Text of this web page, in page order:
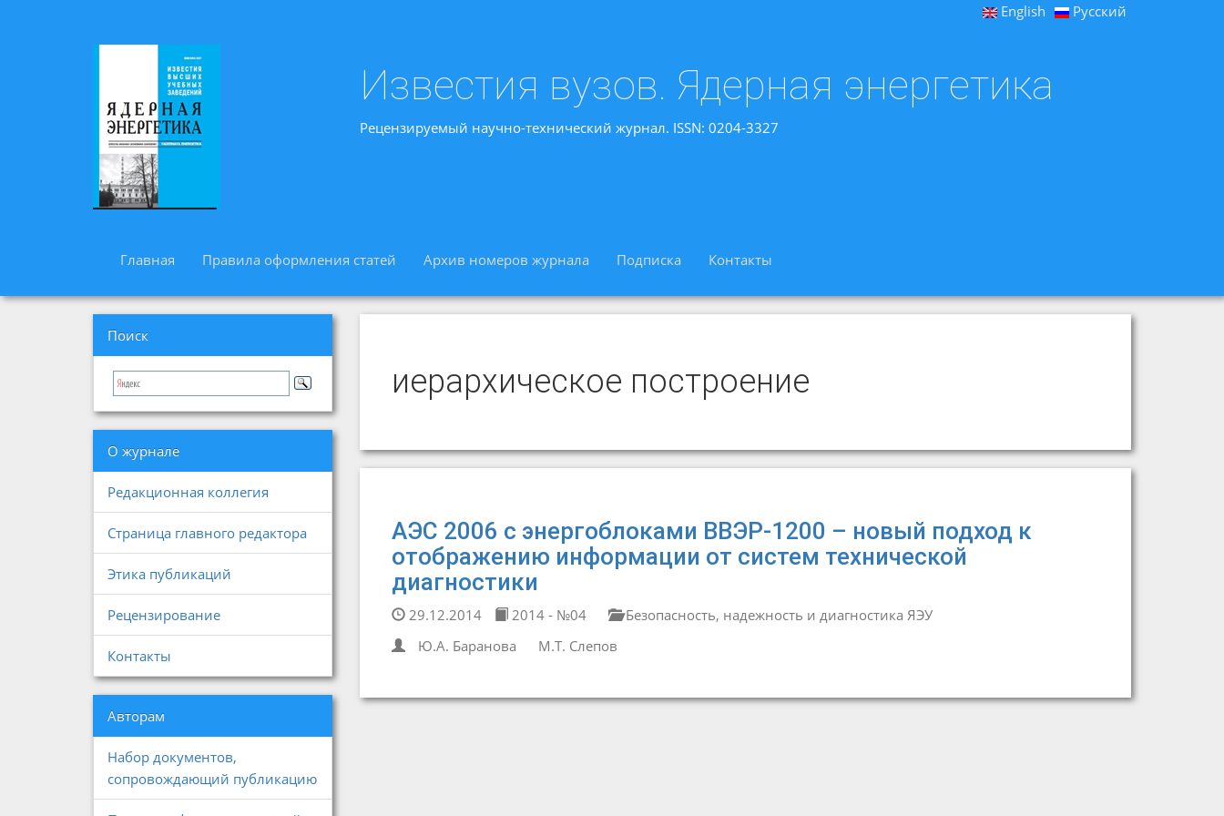
English Русский
Известия вузов. Ядерная энергетика
Рецензируемый научно-технический журнал. ISSN: 0204-3327
Главная Правила оформления статей Архив номеров журнала Подписка Контакты
Поиск
О журнале
Редакционная коллегия
Страница главного редактора
Этика публикаций
Рецензирование
Контакты
Авторам
Набор документов,
сопровождающий публикацию
иерархическое построение
АЭС 2006 с энергоблоками ВВЭР-1200 – новый подход к
отображению информации от систем технической
диагностики
29.12.2014 2014 - №04
Безопасность, надежность и диагностика ЯЭУ
Ю.А. Баранова
М.Т. Слепов